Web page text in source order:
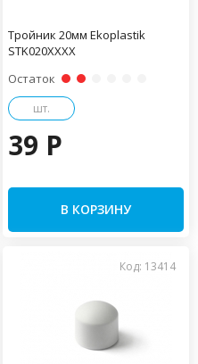
Тройник 20мм Ekoplastik
STK020XXXX
Остаток
шт.
39 P
В КОРЗИНУ
Код: 13414